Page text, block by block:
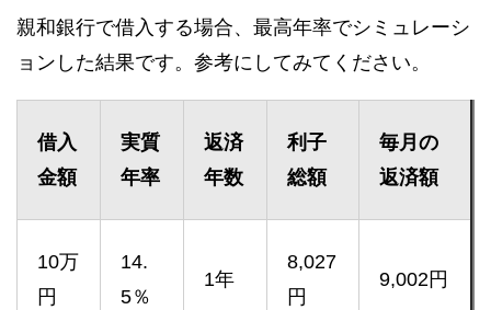
親和銀行で借入する場合、最高年率でシミュレーシ
ョンした結果です。参考にしてみてください。
借入
金額
実質
年率
返済
年数
利子
総額
毎月の
返済額
10万
円
14.
5％
1年
8,027
円
9,002円